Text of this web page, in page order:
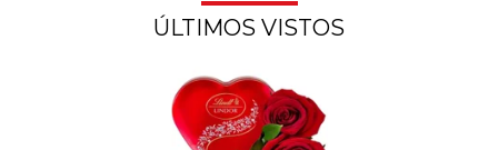
ÚLTIMOS VISTOS